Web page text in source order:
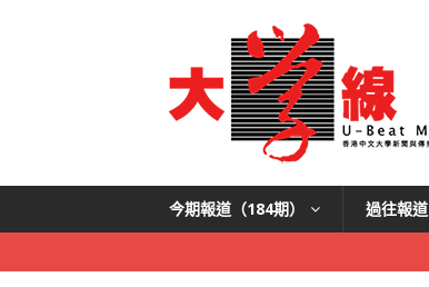
今期報道（184期） 過往報道